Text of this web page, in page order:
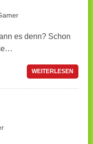
es denn? Schon
WEITERLESEN